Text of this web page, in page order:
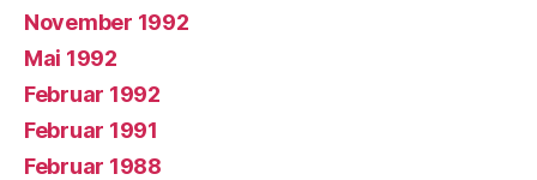
November 1992
Mai 1992
Februar 1992
Februar 1991
Februar 1988